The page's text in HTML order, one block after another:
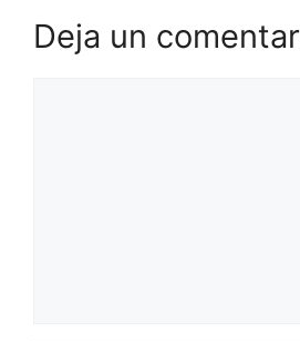
Deja un